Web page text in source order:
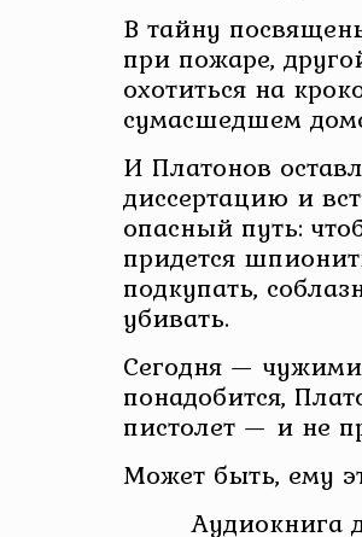
В тайну
при пожаре,
охотиться на
сумасшедшем
И Платонов
диссертацию и
опасный путь:
придется
подкупать,
убивать.
Сегодня —
понадобится,
пистолет — и не
Может быть, ему
Аудиокнига